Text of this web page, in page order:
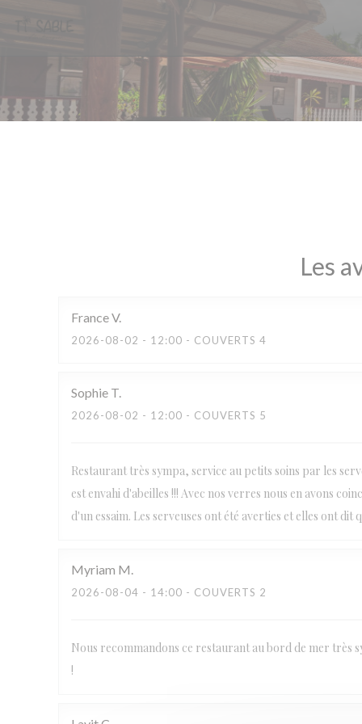
Les
FranceV
2026-08-02 - 12:00 - COUVERTS 4
Sophie T
2026-08-02 - 12:00 - COUVERTS 5
Restaurant très sympa, service au petits soins par les
est envahi d'abeilles !!! Avec nos verres nous en avons
d'un essaim. Les serveuses ont été averties et elles ont
Myriam M
2026-08-04 - 14:00 - COUVERTS 2
Nous recommandons ce restaurant au bord de mer très
!